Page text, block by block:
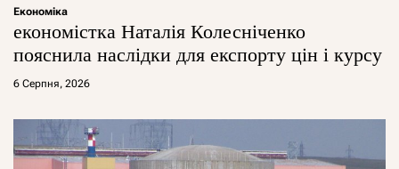
Економіка
економістка Наталія Колесніченко
пояснила наслідки для експорту цін і курсу
6 Серпня, 2026